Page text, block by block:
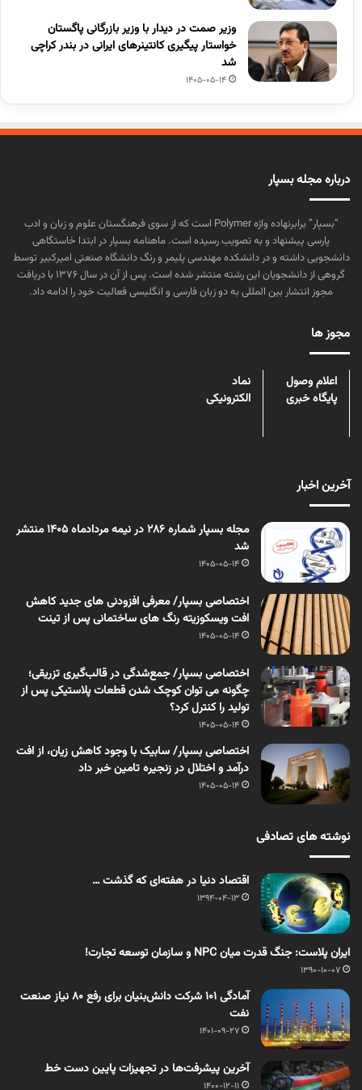
وزیر صمت در دیدار با وزیر بازرگانی پاگستان
خواستار پیگیری کانتینرهای ایرانی در بندر کراچی
شد
1405-05-14
درباره مجله بسپار
“بسپار” برابرنهاده واژه Polymer است که از سوی فرهنگستان علوم و زبان و ادب
پارسی پیشنهاد و به تصویب رسیده است. ماهنامه بسپار در ابتدا خاستگاهی
دانشجویی داشته و در دانشکده مهندسی پلیمر و رنگ دانشگاه صنعتی امیرکبیر توسط
گروهی از دانشجویان این رشته منتشر شده است. پس از آن در سال ۱۳۷۶ با دریافت
مجوز انتشار بین المللی به دو زبان فارسی و انگلیسی فعالیت خود را ادامه داد.
مجوز ها
اعلام وصول
پایگاه خبری
نماد
الکترونیکی
آخرین اخبار
مجله بسپار شماره 286 در نیمه مردادماه 1405 منتشر
شد
1405-05-14
اختصاصی بسپار/ معرفی افزودنی های جدید کاهش
افت ویسکوزیته رنگ های ساختمانی پس از تینت
1405-05-14
اختصاصی بسپار/ جمع‌شدگی در قالب‌گیری تزریقی؛
چگونه می توان کوچک شدن قطعات پلاستیکی پس از
تولید را کنترل کرد؟
1405-05-14
اختصاصی بسپار/ سابیک با وجود کاهش زیان، از افت
درآمد و اختلال در زنجیره تامین خبر داد
1405-05-14
نوشته های تصادفی
اقتصاد دنیا در هفته‌ای که گذشت …
1394-04-13
ایران پلاست: جنگ قدرت میان NPC و سازمان توسعه تجارت!
1390-10-07
آمادگی ۱۰۱ شرکت دانش‌بنیان برای رفع ۸۰ نیاز صنعت
نفت
1401-09-27
آخرین پیشرفت‌‌ها در تجهیزات پایین‌ دست خط
1400-12-11